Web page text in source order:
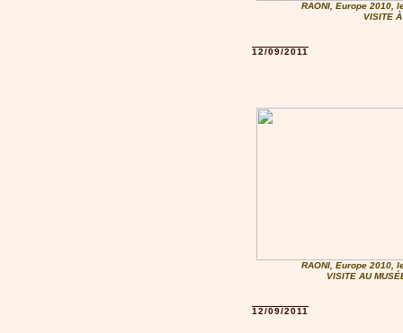
RAONI, Europe 2010,
VISITE
12/09/2011
RAONI, Europe 2010,
VISITE AU
12/09/2011